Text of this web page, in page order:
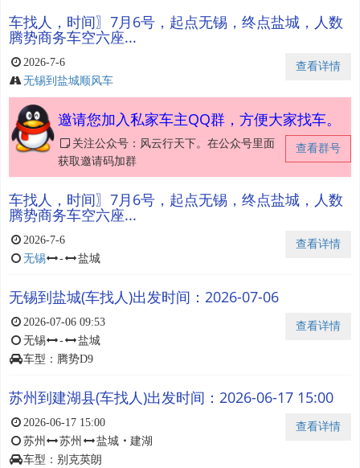
车找人，时间〗7月6号，起点无锡，终点盐城，人数
腾势商务车空六座...
查看详情
2026-7-6
无锡到盐城顺风车
邀请您加入私家车主QQ群，方便大家找车。
查看群号
关注公众号：风云行天下。在公众号里面
获取邀请码加群
车找人，时间〗7月6号，起点无锡，终点盐城，人数
腾势商务车空六座...
查看详情
2026-7-6
无锡
- 盐城
无锡到盐城(车找人)出发时间：2026-07-06
查看详情
2026-07-06 09:53
无锡
-
盐城
车型：腾势D9
苏州到建湖县(车找人)出发时间：2026-06-17 15:00
查看详情
2026-06-17 15:00
苏州
苏州 盐城・ 建湖
车型：别克英朗